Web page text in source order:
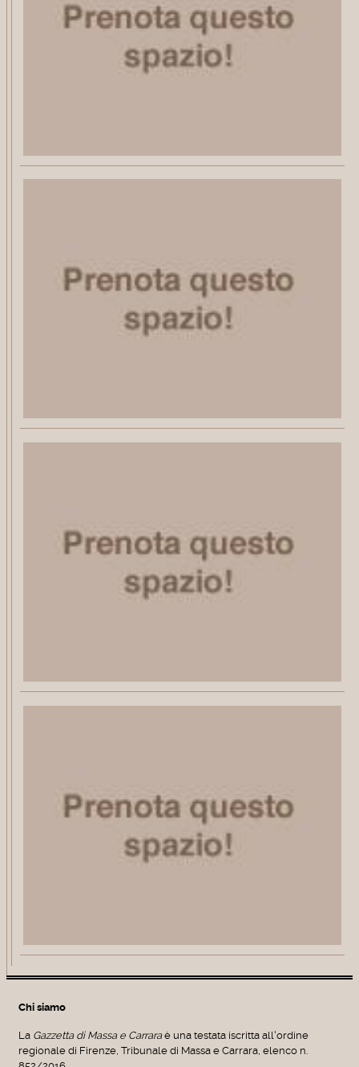
Chi siamo
La Gazzetta di Massa e Carraraè una testata iscritta all'ordine
regionale di Firenze, Tribunale di Massa e Carrara, elenco n.